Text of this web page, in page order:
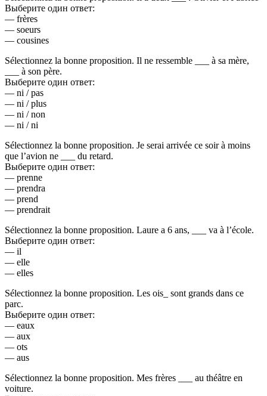
Выберите один ответ:
— frères
— soeurs
— cousines
Sélectionnez la bonne proposition. Il ne ressemble ___ à sa mère,
___ à son père.
Выберите один ответ:
— ni / pas
— ni / plus
— ni / non
— ni / ni
Sélectionnez la bonne proposition. Je serai arrivée ce soir à moins
que l’avion ne ___ du retard.
Выберите один ответ:
— prenne
— prendra
— prend
— prendrait
Sélectionnez la bonne proposition. Laure a 6 ans, ___ va à l’école.
Выберите один ответ:
— il
— elle
— elles
Sélectionnez la bonne proposition. Les ois_ sont grands dans ce
parc.
Выберите один ответ:
— eaux
— aux
— ots
— aus
Sélectionnez la bonne proposition. Mes frères ___ au théâtre en
voiture.